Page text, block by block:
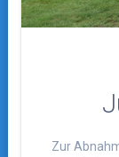
Zur